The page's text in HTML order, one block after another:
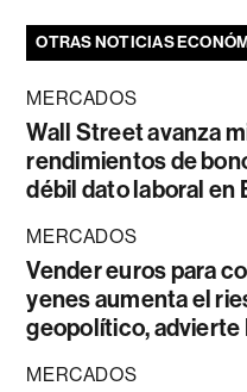
OTRAS NOTICIAS
MERCADOS
Wall Street avanza
rendimientos de
débil dato laboral en
MERCADOS
Vender euros para
yenes aumenta el
geopolítico,
MERCADOS